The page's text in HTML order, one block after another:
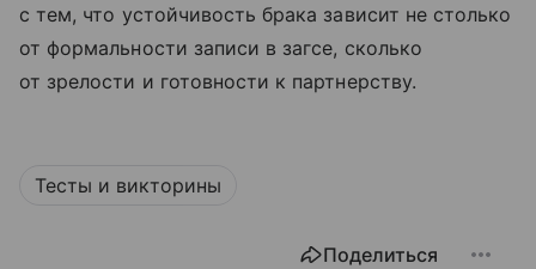
с тем, что устойчивость брака зависит не столько
от формальности записи в загсе, сколько
от зрелости и готовности к партнерству.
Тесты и викторины
Поделиться